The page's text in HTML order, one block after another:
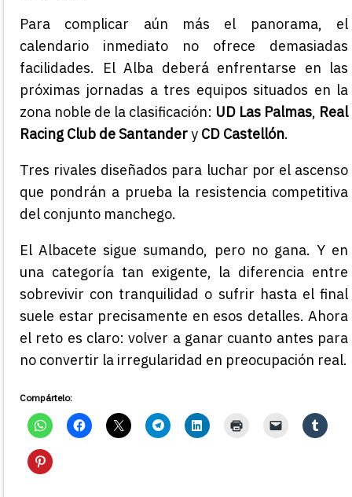
Para complicar aún más el panorama, el
calendario inmediato no ofrece demasiadas
facilidades. El Alba deberá enfrentarse en las
próximas jornadas a tres equipos situados en la
zona noble de la clasificación: UD Las Palmas, Real
Racing Club de Santandery CD Castellón.
Tres rivales diseñados para luchar por el ascenso
que pondrán a prueba la resistencia competitiva
del conjunto manchego.
El Albacete sigue sumando, pero no gana. Y en
una categoría tan exigente, la diferencia entre
sobrevivir con tranquilidad o sufrir hasta el final
suele estar precisamente en esos detalles. Ahora
el reto es claro: volver a ganar cuanto antes para
no convertir la irregularidad en preocupación real.
Compártelo: